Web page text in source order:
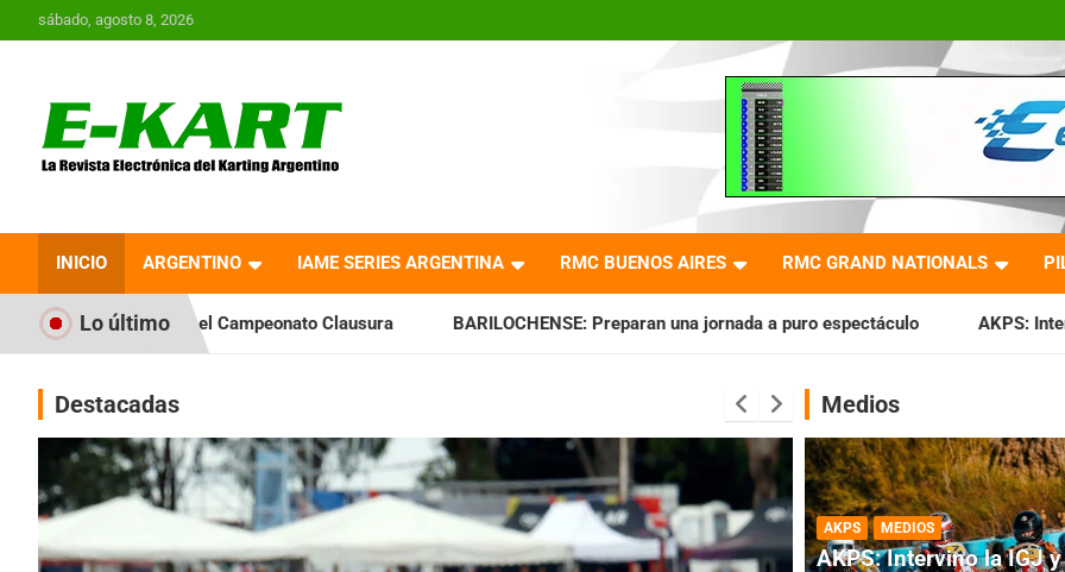
al
sábado, agosto 8, 2026
Revista Electrónica del
Karting en Argentina
INICIO ARGENTINO IAME SERIES ARGENTINA RMC BUENOS AIRES RMC GRAND NATIONALS
Lo último
el Campeonato Clausura BARILOCHENSE: Preparan una jornada a puro espectáculo AKPS: Intervino la IGJ y oficializó
Destacadas Medios
AKPS MEDIOS
AKPS: Intervino la IGJ